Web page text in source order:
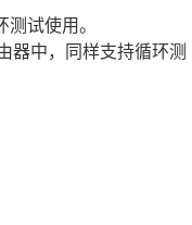
试使用。
器中，同样支持循环测